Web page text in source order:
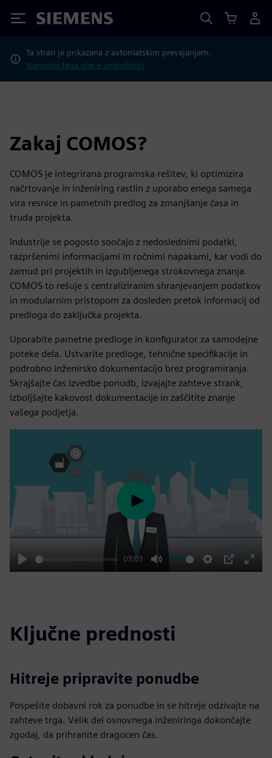
Siemens
Ta stran je prikazana z avtomatskim prevajanjem.
Namesto tega glej v angleščini?
Zakaj COMOS?
COMOS je integrirana programska rešitev, ki optimizira
načrtovanje in inženiring rastlin z uporabo enega samega
vira resnice in pametnih predlog za zmanjšanje časa in
truda projekta.
Industrije se pogosto soočajo z nedoslednimi podatki,
razpršenimi informacijami in ročnimi napakami, kar vodi do
zamud pri projektih in izgubljenega strokovnega znanja.
COMOS to rešuje s centraliziranim shranjevanjem podatkov
in modularnim pristopom za dosleden pretok informacij od
predloga do zaključka projekta.
Uporabite pametne predloge in konfigurator za samodejne
poteke dela. Ustvarite predloge, tehnične specifikacije in
podrobno inženirsko dokumentacijo brez programiranja.
Skrajšajte čas izvedbe ponudb, izvajajte zahteve strank,
izboljšajte kakovost dokumentacije in zaščitite znanje
vašega podjetja.
Play
03:03
Mute Settings
PIP
Enter
Play
Ključne prednosti
Hitreje pripravite ponudbe
Pospešite dobavni rok za ponudbe in se hitreje odzivajte na
zahteve trga. Velik del osnovnega inženiringa dokončajte
zgodaj, da prihranite dragocen čas.